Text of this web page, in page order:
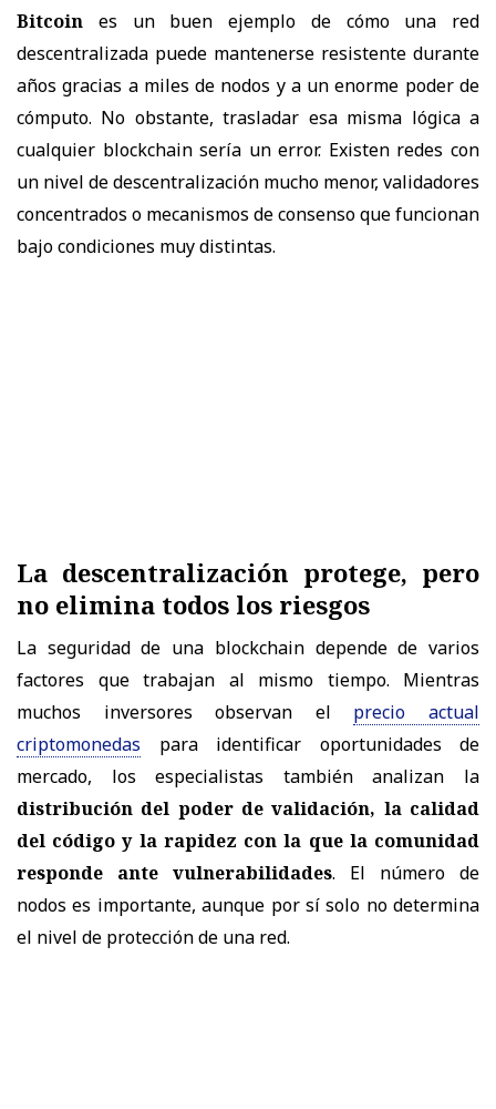
Bitcoin es un buen ejemplo de cómo una red
descentralizada puede mantenerse resistente durante
años gracias a miles de nodos y a un enorme poder de
cómputo. No obstante, trasladar esa misma lógica a
cualquier blockchain sería un error. Existen redes con
un nivel de descentralización mucho menor, validadores
concentrados o mecanismos de consenso que funcionan
bajo condiciones muy distintas.
La descentralización protege, pero
no elimina todos los riesgos
La seguridad de una blockchain depende de varios
factores que trabajan al mismo tiempo. Mientras
muchos inversores observan el precio actual
criptomonedas para identificar oportunidades de
mercado, los especialistas también analizan la
distribución del poder de validación, la calidad
del código y la rapidez con la que la comunidad
responde ante vulnerabilidades. El número de
nodos es importante, aunque por sí solo no determina
el nivel de protección de una red.